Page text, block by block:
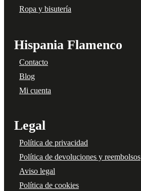
Ropa y bisutería
Hispania Flamenco
Contacto
Blog
Mi cuenta
Legal
Política de privacidad
Política de devoluciones y reembolsos
Aviso legal
Política de cookies